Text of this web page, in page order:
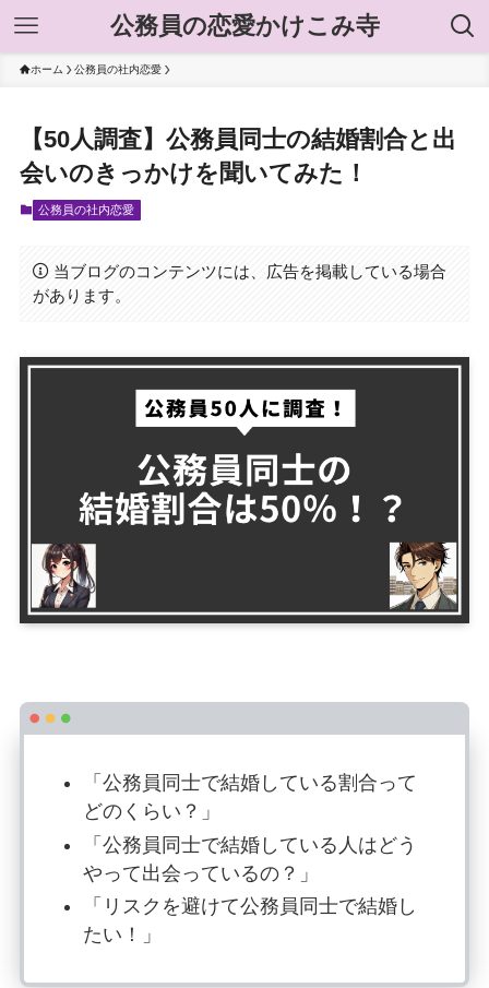
公務員の恋愛かけこみ寺
ホーム 公務員の社内恋愛
【50人調査】公務員同士の結婚割合と出
会いのきっかけを聞いてみた！
公務員の社内恋愛
当ブログのコンテンツには、広告を掲載している場合
があります。
「公務員同士で結婚している割合って
どのくらい？」
「公務員同士で結婚している人はどう
やって出会っているの？」
「リスクを避けて公務員同士で結婚し
たい！」